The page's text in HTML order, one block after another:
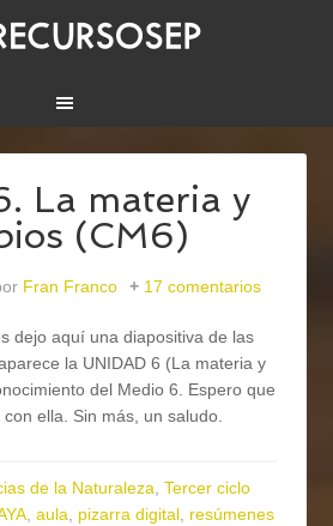
La materia y
(CM6)
Fran Franco 17 comentarios
dejo aquí una diapositiva de las
la UNIDAD 6 (La materia y
del Medio 6. Espero que
ella. Sin más, un saludo.
de la Naturaleza,Tercer ciclo
,aula, pizarra digital, resúmenes